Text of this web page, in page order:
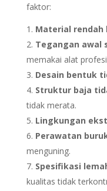
faktor:
Material rendah
Tegangan awal
memakai alat
Desain bentuk
Struktur baja
tidak merata.
Lingkungan
Perawatan
menguning.
Spesifikasi
kualitas tidak